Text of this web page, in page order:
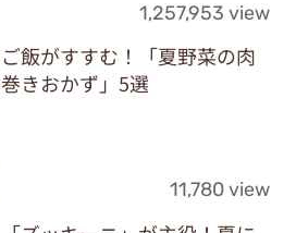
1,257,953 view
ご飯がすすむ！「夏野菜の肉
巻きおかず」5選
11,780 view